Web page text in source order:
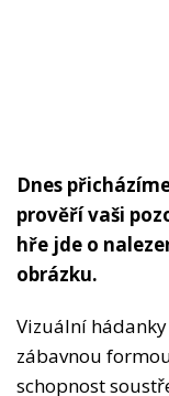
Dnes
prověří vaši
hře jde o
obrázku.
Vizuální
zábavnou
schopnost